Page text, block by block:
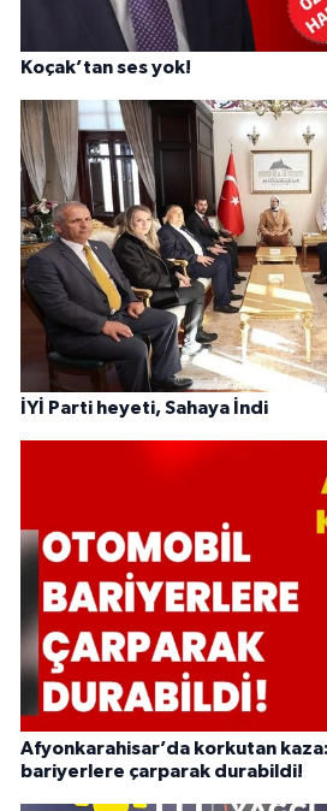
Koçak’tan ses yok!
İYİ Parti heyeti, Sahaya İndi
Afyonkarahisar’da korkutan
bariyerlere çarparak durabildi!